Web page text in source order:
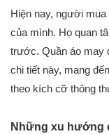
Hiện nay, người
của mình. Họ quan
trước. Quần áo may
chi tiết này, mang
theo kích cỡ thông
Những xu hướng